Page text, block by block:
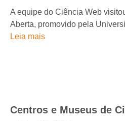
A equipe do Ciência Web
Aberta, promovido pela
Leia mais
Centros e Museus de